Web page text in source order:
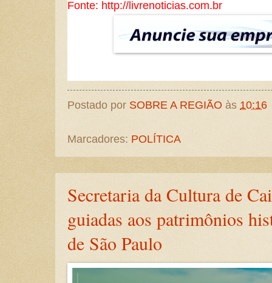
Fonte: http://livrenoticias.com.br
Postado por SOBRE A REGIÃO às 10:16
Marcadores: POLÍTICA
Secretaria da Cultura de
guiadas aos patrimônios
de São Paulo